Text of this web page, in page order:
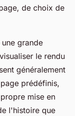
de choix de
grande
le rendu
généralement
prédéfinis,
mise en
l'histoire que